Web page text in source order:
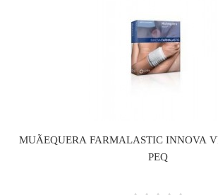
MUÃEQUERA FARMALASTIC INNOVA
PEQ